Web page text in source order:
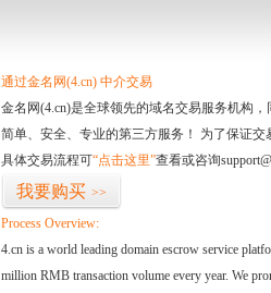
通过金名网(4.cn) 中介交易
金名网(4.cn)是全球领先的域名交易服务机构
简单、安全、专业的第三方服务！ 为了保证
具体交易流程可“点击这里”查看或咨询
我要购买 >>
Process Overview:
4.cn is a world leading domain escrow service
million RMB transaction volume every year. We